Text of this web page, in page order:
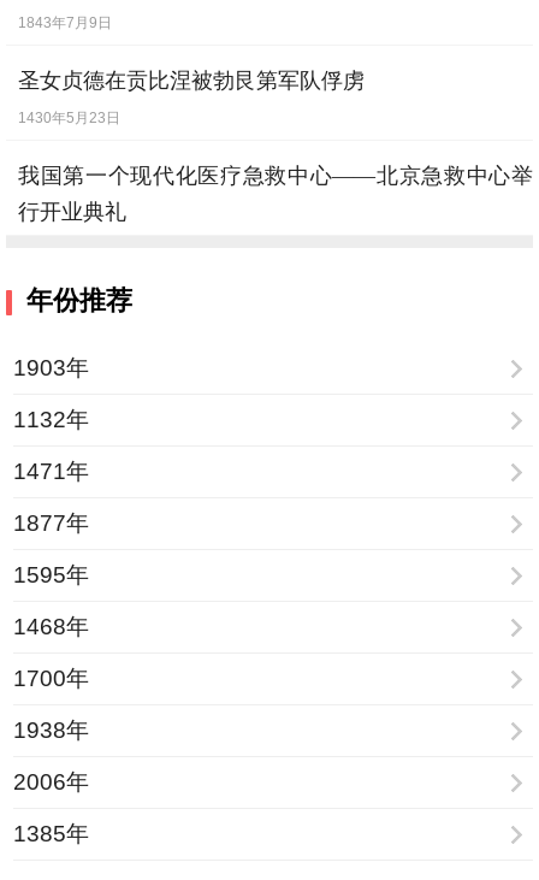
1843年7月9日
圣女贞德在贡比涅被勃艮第军队俘虏
1430年5月23日
我国第一个现代化医疗急救中心——北京急救中心举
行开业典礼
年份推荐
1903年
1132年
1471年
1877年
1595年
1468年
1700年
1938年
2006年
1385年